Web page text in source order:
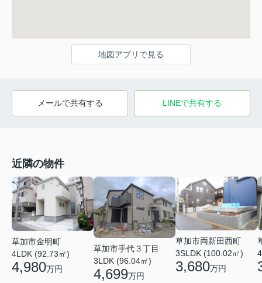
地図アプリで見る
メールで共有する LINEで共有する
近隣の物件
草加市金明町
4LDK (92.73㎡)
4,980万円
草加市手代３丁目
3LDK (96.04㎡)
4,699万円
草加市両新田西町
3SLDK (100.02㎡)
3,680万円